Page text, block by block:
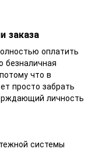
заказа
оплатить
безналичная
что в
просто забрать
личность
системы